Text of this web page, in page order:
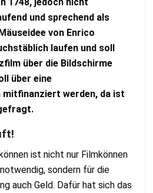
und sprechend als
von Enrico
laufen und soll
über die Bildschirme
über eine
werden, da ist
ist nicht nur Filmkönnen
sondern für die
auch Geld. Dafür hat sich das